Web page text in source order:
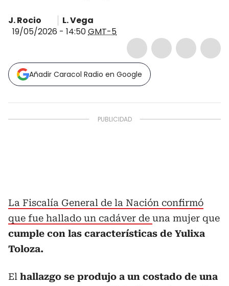
J. Rocio
L. Vega
19/05/2026 - 14:50GMT-5
Añadir Caracol Radio en Google
La Fiscalía General de la Nación confirmó
que fue hallado un cadáver de una mujer que
cumple con las características de Yulixa
Toloza.
El hallazgo se produjo a un costado de una